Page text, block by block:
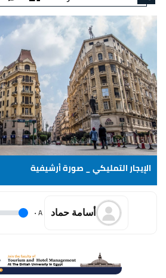
الإيجار التمليكي _ صورة أرشيفية
أسامة حماد A
.